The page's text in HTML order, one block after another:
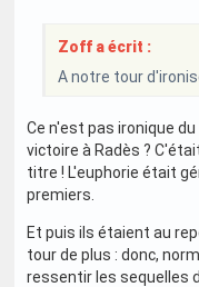
Zoff a écrit :
A notre tour
Ce n'est pas ironique
victoire à Radès ?
titre ! L'euphorie était
premiers.
Et puis ils étaient au
tour de plus : donc,
ressentir les sequelles